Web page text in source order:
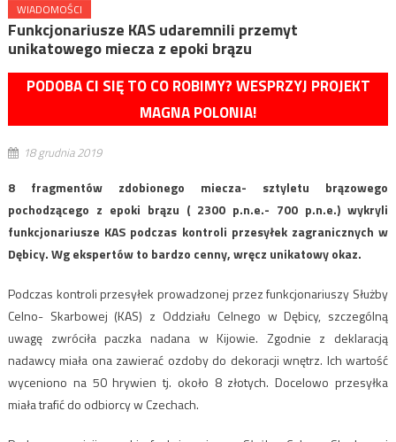
WIADOMOŚCI
Funkcjonariusze KAS udaremnili przemyt
unikatowego miecza z epoki brązu
PODOBA CI SIĘ TO CO ROBIMY? WESPRZYJ PROJEKT
MAGNA POLONIA!
18 grudnia 2019
8 fragmentów zdobionego miecza- sztyletu brązowego
pochodzącego z epoki brązu ( 2300 p.n.e.- 700 p.n.e.) wykryli
funkcjonariusze KAS podczas kontroli przesyłek zagranicznych w
Dębicy. Wg ekspertów to bardzo cenny, wręcz unikatowy okaz.
Podczas kontroli przesyłek prowadzonej przez funkcjonariuszy Służby
Celno- Skarbowej (KAS) z Oddziału Celnego w Dębicy, szczególną
uwagę zwróciła paczka nadana w Kijowie. Zgodnie z deklaracją
nadawcy miała ona zawierać ozdoby do dekoracji wnętrz. Ich wartość
wyceniono na 50 hrywien tj. około 8 złotych. Docelowo przesyłka
miała trafić do odbiorcy w Czechach.